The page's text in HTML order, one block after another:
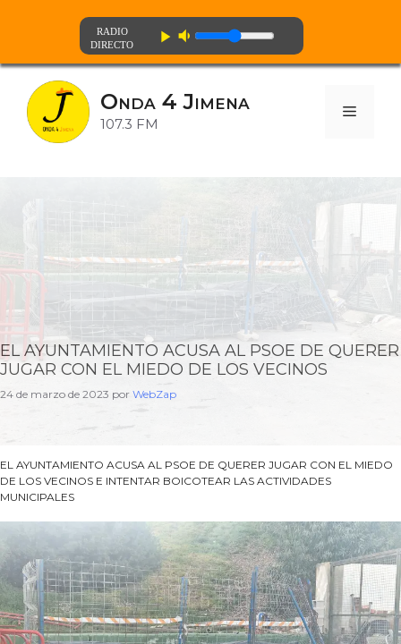
Saltar
contenido
play_arrow volume_down
Onda 4 Jimena
107.3 FM
Menú
EL AYUNTAMIENTO ACUSA AL PSOE DE QUERER
JUGAR CON EL MIEDO DE LOS VECINOS
24 de marzo de 2023 por WebZap
EL AYUNTAMIENTO ACUSA AL PSOE DE QUERER JUGAR CON EL MIEDO
DE LOS VECINOS E INTENTAR BOICOTEAR LAS ACTIVIDADES
MUNICIPALES